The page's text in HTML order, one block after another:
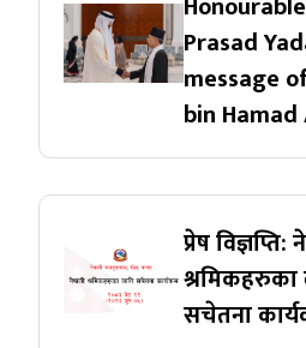
Prasad
message
bin
प्रेष
सचेतना